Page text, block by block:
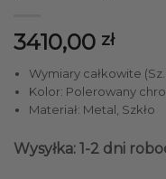
3410,00 zł
Wymiary całkowite (Sz.
Kolor: Polerowany
Materiał: Metal, Szkło
Wysyłka: 1-2 dni